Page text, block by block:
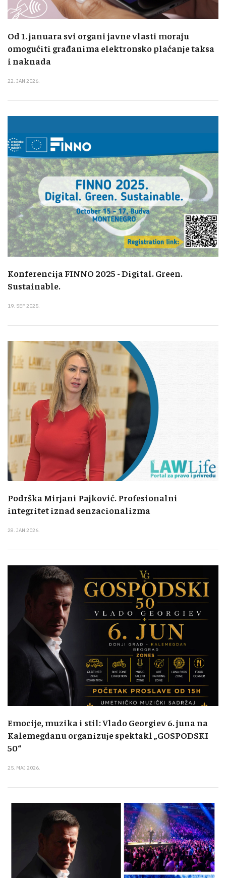
Od 1. januara svi organi javne vlasti moraju
omogućiti građanima elektronsko plaćanje taksa
i naknada
22. JAN 2026.
Konferencija FINNO 2025 - Digital. Green.
Sustainable.
19. SEP 2025.
Podrška Mirjani Pajković. Profesionalni
integritet iznad senzacionalizma
28. JAN 2026.
Emocije, muzika i stil: Vlado Georgiev 6. juna na
Kalemegdanu organizuje spektakl „GOSPODSKI
50“
25. MAJ 2026.